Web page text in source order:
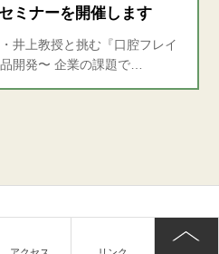
ミナーを開催します
井上教授と挑む『口腔フレイ
開発〜 企業の課題で…